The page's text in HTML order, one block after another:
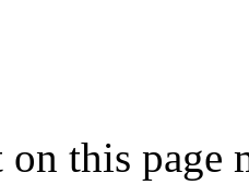
on this page